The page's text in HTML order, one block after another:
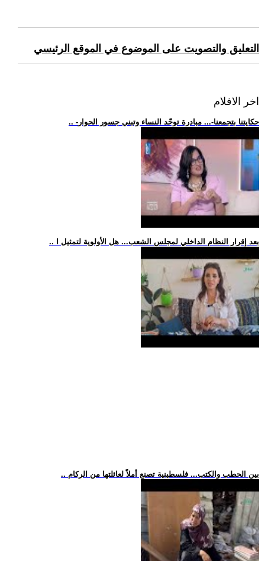
التعليق والتصويت على الموضوع في الموقع الرئيسي
اخر الافلام
.. -حكايتنا بتجمعنا-... مبادرة توحّد النساء وتبني جسور الحوار
.. بعد إقرار النظام الداخلي لمجلس الشعب... هل الأولوية لتمثيل ا
.. بين الحطب والكتب... فلسطينية تصنع أملاً لعائلتها من الركام